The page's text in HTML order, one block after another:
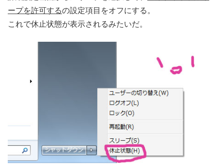
ープを許可するの設定項目をオフにする。
これで休止状態が表示されるみたいだ。